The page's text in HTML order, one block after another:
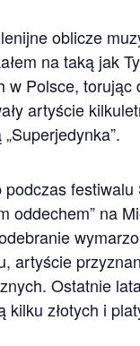
oblicze
na taką jak
Polsce,
artyście
oddechem” na
artyście
Ostatnie
złotych i